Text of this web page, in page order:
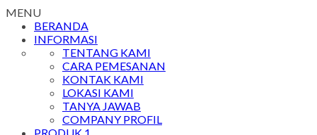
MENU
BERANDA
INFORMASI
TENTANG KAMI
CARA PEMESANAN
KONTAK KAMI
LOKASI KAMI
TANYA JAWAB
COMPANY PROFIL